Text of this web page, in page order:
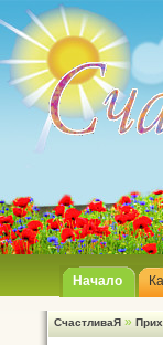
Начало
СчастливаЯ »